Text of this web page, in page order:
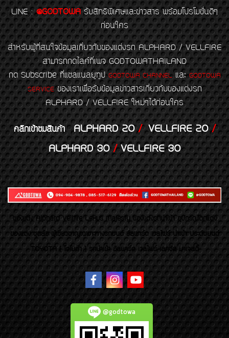
LINE : @GODTOWA รับสิทธิพิเศษและข่าวสาร พร้อมโปรโมชั่นดีๆ
ก่อนใคร
สำหรับผู้ที่สนใจข้อมูลเกี่ยวกับของแต่งรถ ALPHARD / VELLFIRE
สามารถกดไลค์ที่เพจ GODTOWATHAILAND
กด Subscribe ที่แชลแนลยูทูป GODTOWA CHANNELและGODTOWA
SERVICEของเราเพื่อรับข้อมูลข่าวสารเกี่ยวกับของแต่งรถ
ALPHARD / VELLFIRE ใหม่ๆได้ก่อนใคร
คลิกเข้าชมสินค้า ALPHARD 20/VELLFIRE 20/
ALPHARD 30/VELLFIRE 30
ของเเต่ง Alphard Vellfire Lexus Majesty ของเเต่งรถนำเข้า อุปกรณ์ตกแต่ง
ของแต่ง ชุดล้อ ผู้เชี่ยวชาญเฉพาะทางรถยนต์ อัลพาร์ด เวลไฟร์ นำเข้า ประดับยนต์
TOYOTA ( โตโยต้า ) รถนำเข้า อัลพาร์ด เวลไฟร์ เลกซัส มาเจสตี้
@godtowa